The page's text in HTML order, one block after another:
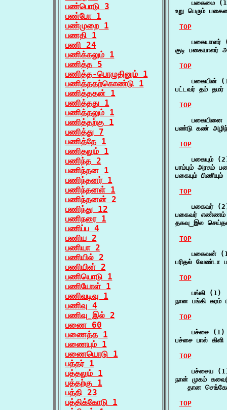
பண்பொடு 3
பண்போ 1
பண்முறை 1
பணதி 1
பணி 24
பணிக்கலும் 1
பணித்த 5
பணித்த-பொழுதினும் 1
பணித்ததற்கொண்டு 1
பணித்ததன் 1
பணித்தது 1
பணித்தலும் 1
பணித்தற்கு 1
பணித்து 7
பணித்தே 1
பணிதலும் 1
பணிந்த 2
பணிந்தன 1
பணிந்தனர் 1
பணிந்தனள் 1
பணிந்தனன் 2
பணிந்து 12
பணிநரை 1
பணிப்ப 4
பணிய 2
பணியா 2
பணியில் 2
பணியின் 2
பணியொடு 1
பணியோள் 1
பணிவடிவு 1
பணிவு 4
பணிவு_இல் 2
பணை 60
பணைத்த 1
பணையும் 1
பணையொடு 1
பத்தர் 1
பத்தலும் 1
பத்தற்கு 1
பத்தி 23
பத்திக்கோடு 1
பகைமை
உறு பெரும்
TOP
பகையாளர்
குடி
TOP
பகையின்
பட்டவர் தம்
TOP
பகையினை
பண்டு கண்
TOP
பகையும்
பாம்பும் அரசும்
பகையும்
TOP
பகைவர்
பகைவர் எண்ணம்
தகவு_இல
TOP
பகைவன்
பரிதல்
TOP
    பங்கி (1)
நான பங்கி
TOP
    பச்சை (1)
பச்சை பால்
TOP
பச்சைய
நான் முகம்
தான
TOP